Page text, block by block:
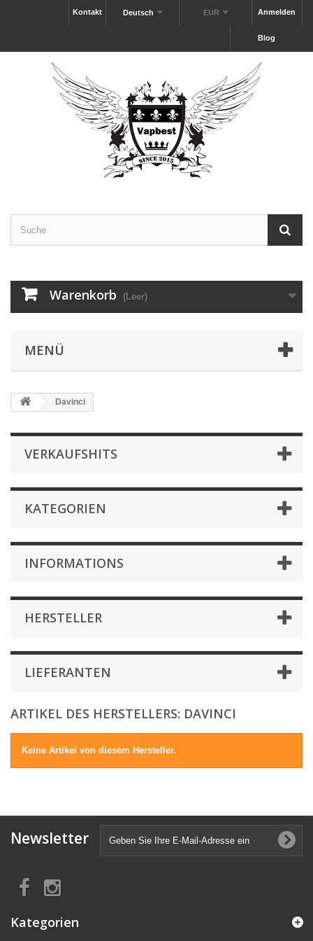
Anmelden
EUR
Deutsch
Kontakt
Blog
Warenkorb (Leer)
MENÜ
Davinci
VERKAUFSHITS
KATEGORIEN
INFORMATIONS
HERSTELLER
LIEFERANTEN
ARTIKEL DES HERSTELLERS: DAVINCI
Keine Artikel von diesem Hersteller.
Newsletter
Kategorien